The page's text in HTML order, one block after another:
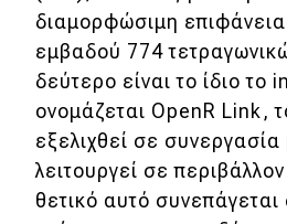
διαμορφώσιμη επιφάνεια
εμβαδού 774
δεύτερο είναι το ίδιο
ονομάζεται OpenR Link,
εξελιχθεί σε
λειτουργεί σε
θετικό αυτό